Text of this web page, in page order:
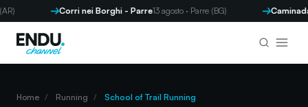
Corri nei Borghi - Parre13 agosto · Parre (BG) Caminada
Home / Running / School of Trail Running